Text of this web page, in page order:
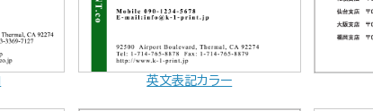
英文表記カラー